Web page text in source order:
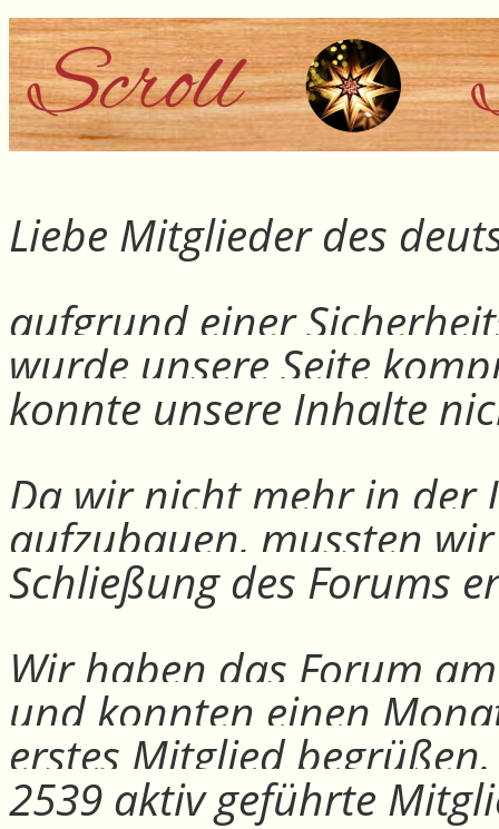
Liebe Mitglieder des
aufgrund einer
wurde unsere Seite
konnte unsere Inhalte
Da wir nicht mehr in der
aufzubauen, mussten
Schließung des Forums
Wir haben das Forum
und konnten einen
erstes Mitglied
2539 aktiv geführte